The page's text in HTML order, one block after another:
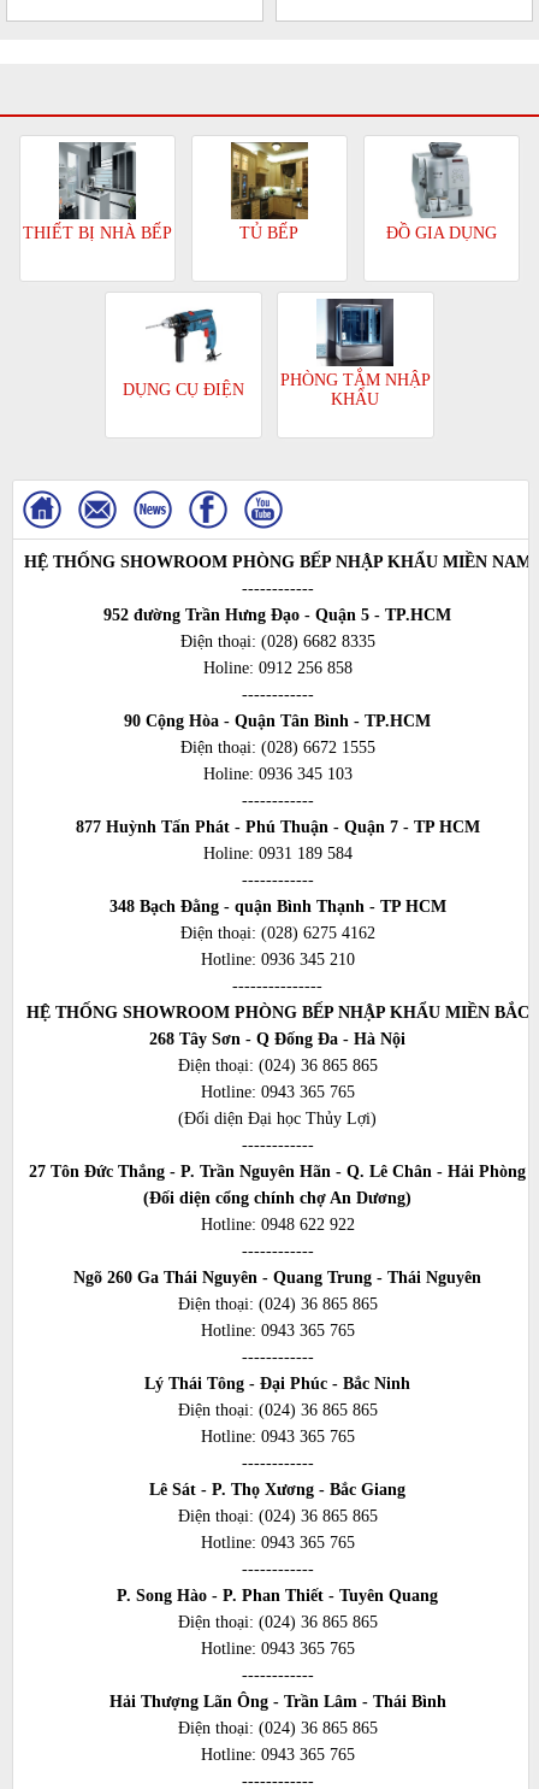
THIẾT BỊ NHÀ BẾP TỦ BẾP ĐỒ GIA DỤNG
DỤNG CỤ ĐIỆN
PHÒNG TẮM NHẬP
KHẨU
HỆ THỐNG SHOWROOM PHÒNG BẾP NHẬP KHẨU MIỀN NAM
------------
952 đường Trần Hưng Đạo - Quận 5 - TP.HCM
Điện thoại: (028) 6682 8335
Holine: 0912 256 858
------------
90 Cộng Hòa - Quận Tân Bình - TP.HCM
Điện thoại: (028) 6672 1555
Holine: 0936 345 103
------------
877 Huỳnh Tấn Phát - Phú Thuận - Quận 7 - TP HCM
Holine: 0931 189 584
------------
348 Bạch Đằng - quận Bình Thạnh - TP HCM
Điện thoại: (028) 6275 4162
Hotline: 0936 345 210
---------------
HỆ THỐNG SHOWROOM PHÒNG BẾP NHẬP KHẨU MIỀN BẮC
268 Tây Sơn - Q Đống Đa - Hà Nội
Điện thoại: (024) 36 865 865
Hotline: 0943 365 765
(Đối diện Đại học Thủy Lợi)
------------
27 Tôn Đức Thắng - P. Trần Nguyên Hãn - Q. Lê Chân - Hải Phòng
(Đối diện cổng chính chợ An Dương)
Hotline: 0948 622 922
------------
Ngõ 260 Ga Thái Nguyên - Quang Trung - Thái Nguyên
Điện thoại: (024) 36 865 865
Hotline: 0943 365 765
------------
Lý Thái Tông - Đại Phúc - Bắc Ninh
Điện thoại: (024) 36 865 865
Hotline: 0943 365 765
------------
Lê Sát - P. Thọ Xương - Bắc Giang
Điện thoại: (024) 36 865 865
Hotline: 0943 365 765
------------
P. Song Hào - P. Phan Thiết - Tuyên Quang
Điện thoại: (024) 36 865 865
Hotline: 0943 365 765
------------
Hải Thượng Lãn Ông - Trần Lâm - Thái Bình
Điện thoại: (024) 36 865 865
Hotline: 0943 365 765
------------